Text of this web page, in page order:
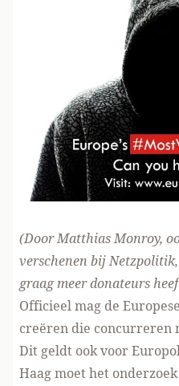
(Door Matthias Monroy,
verschenen bij Netzpolitik
graag meer donateurs
Officieel mag de
creëren die concurreren
Dit geldt ook voor
Haag moet het